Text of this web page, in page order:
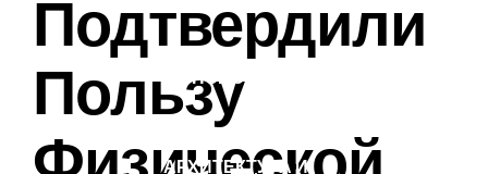
НОВОСТИ
АРХИТЕКТУРА И
Подтвердили
Пользу
Физической